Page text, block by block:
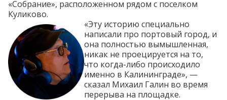
«Собрание», расположенном рядом с поселком
Куликово.
«Эту историю специально
написали про портовый город, и
она полностью вымышленная,
никак не проецируется на то,
что когда-либо происходило
именно в Калининграде», —
сказал Михаил Галин во время
перерыва на площадке.